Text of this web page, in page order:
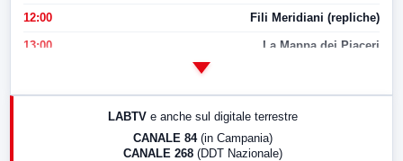
12:00 Fili Meridiani (repliche)
13:00 La Mappa dei Piaceri
LABTV e anche sul digitale terrestre
CANALE 84 (in Campania)
CANALE 268 (DDT Nazionale)